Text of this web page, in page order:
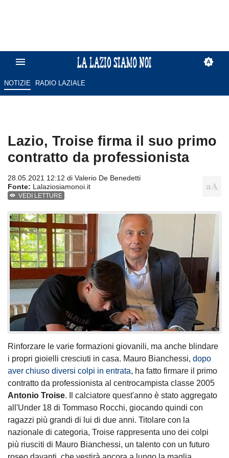
NOTIZIE RADIO LAZIALE
Lazio, Troise firma il suo primo
contratto da professionista
28.05.2021 12:12 di Valerio De Benedetti
Fonte: Lalaziosiamonoi.it
VEDI LETTURE
Rinforzare le varie formazioni giovanili, ma anche blindare
i propri gioielli cresciuti in casa. Mauro Bianchessi, dopo
aver chiuso diversi colpi in entrata, ha fatto firmare il primo
contratto da professionista al centrocampista classe 2005
Antonio Troise. Il calciatore quest'anno è stato aggregato
all'Under 18 di Tommaso Rocchi, giocando quindi con
ragazzi più grandi di lui di due anni. Titolare con la
nazionale di categoria, Troise rappresenta uno dei colpi
più riusciti di Mauro Bianchessi, un talento con un futuro